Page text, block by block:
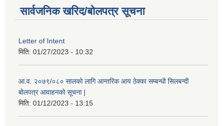
सार्वजनिक खरिद/बोलपत्र सूचना
Letter of Intent
मिति: 01/27/2023 - 10:32
आ.व. २०७९/०८० सालको लागि आन्तरिक आय ठेक्का सम्बन्धी सिलबन्दी
बोलपत्र आवाहनको सूचना |
मिति: 01/12/2023 - 13:15